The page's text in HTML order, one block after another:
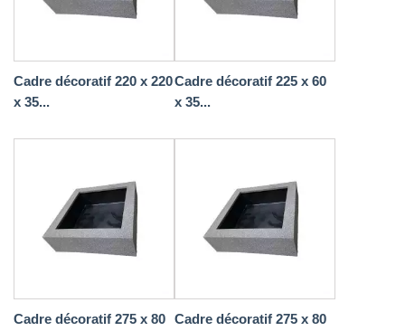
Cadre décoratif 220 x 220
x 35...
Cadre décoratif 225 x 60
x 35...
Cadre décoratif 275 x 80 Cadre décoratif 275 x 80